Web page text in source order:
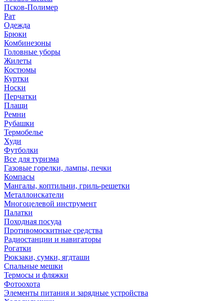
Псков-Полимер
Рат
Одежда
Брюки
Комбинезоны
Головные уборы
Жилеты
Костюмы
Куртки
Носки
Перчатки
Плащи
Ремни
Рубашки
Термобелье
Худи
Футболки
Все для туризма
Газовые горелки, лампы, печки
Компасы
Мангалы, коптильни, гриль-решетки
Металлоискатели
Многоцелевой инструмент
Палатки
Походная посуда
Противомоскитные средства
Радиостанции и навигаторы
Рогатки
Рюкзаки, сумки, ягдташи
Спальные мешки
Термосы и фляжки
Фотоохота
Элементы питания и зарядные устройства